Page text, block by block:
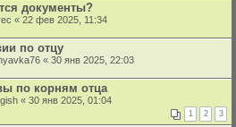
документы?
« 22 фев 2025, 11:34
по отцу
« 30 янв 2025, 22:03
по корням отца
« 30 янв 2025, 01:04
1 2 3